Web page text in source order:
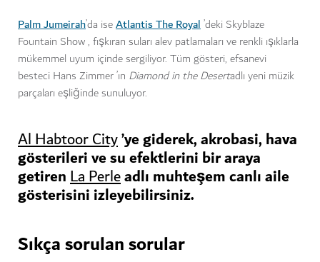
Palm Jumeirah’da iseAtlantis The Royal’deki Skyblaze
Fountain Show , fışkıran suları alev patlamaları ve renkli ışıklarla
mükemmel uyum içinde sergiliyor. Tüm gösteri, efsanevi
besteci Hans Zimmer ’ın Diamond in the Desertadlı yeni müzik
parçaları eşliğinde sunuluyor.
Al Habtoor City’ye giderek, akrobasi, hava
gösterileri ve su efektlerini bir araya
getirenLa Perleadlı muhteşem canlı aile
gösterisini izleyebilirsiniz.
Sıkça sorulan sorular